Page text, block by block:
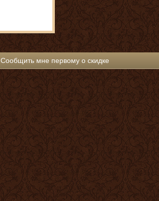
Сообщить мне первому о скидке